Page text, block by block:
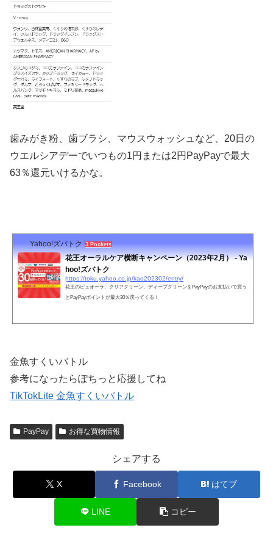
歯みがき粉、歯ブラシ、マウスウォッシュなど、20日の
ウエルシアデーでいつもの1円または2円PayPayで最大
63％還元いけるかな。
Yahoo!ズバトク 3 Pockets
花王オーラルケア横断キャンペーン（2023年2月） - Ya
hoo!ズバトク
https://toku.yahoo.co.jp/kao202302/entry/
花王のピュオーラ、クリアクリーン、ディープクリーンをPayPayのお支払いで買う
とPayPayポイントが最大30％戻ってくる！
金魚すくいバトル
参考になったらぽちっと応援してね
TikTokLite 金魚すくいバトル
PayPay お得な買物情報
シェアする
X Facebook はてブ
LINE コピー